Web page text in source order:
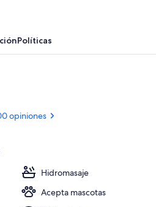
Fachada de la propiedad por la tarde
Políticas
opiniones
Hidromasaje
Acepta mascotas